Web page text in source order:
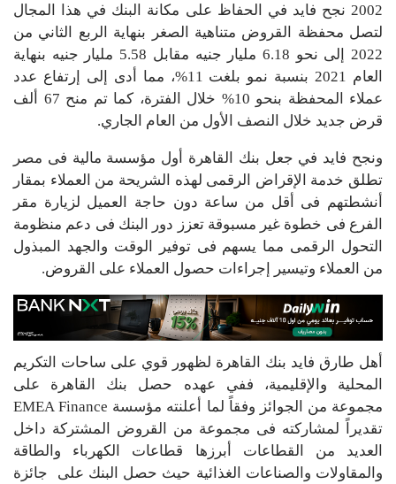
2002 نجح فايد في الحفاظ على مكانة البنك في هذا المجال
لتصل محفظة القروض متناهية الصغر بنهاية الربع الثاني من
2022 إلى نحو 6.18 مليار جنيه مقابل 5.58 مليار جنيه بنهاية
العام 2021 بنسبة نمو بلغت 11%، مما أدى إلى إرتفاع عدد
عملاء المحفظة بنحو 10% خلال الفترة، كما تم منح 67 ألف
قرض جديد خلال النصف الأول من العام الجاري.
ونجح فايد في جعل بنك القاهرة أول مؤسسة مالية فى مصر
تطلق خدمة الإقراض الرقمى لهذه الشريحة من العملاء بمقار
أنشطتهم فى أقل من ساعة دون حاجة العميل لزيارة مقر
الفرع فى خطوة غير مسبوقة تعزز دور البنك فى دعم منظومة
التحول الرقمى مما يسهم فى توفير الوقت والجهد المبذول
من العملاء وتيسير إجراءات حصول العملاء على القروض.
أهل طارق فايد بنك القاهرة لظهور قوي على ساحات التكريم
المحلية والإقليمية، ففي عهده حصل بنك القاهرة على
مجموعة من الجوائز وفقاً لما أعلنته مؤسسة EMEA Finance
تقديراً لمشاركته فى مجموعة من القروض المشتركة داخل
العديد من القطاعات أبرزها قطاعات الكهرباء والطاقة
والمقاولات والصناعات الغذائية حيث حصل البنك على جائزة